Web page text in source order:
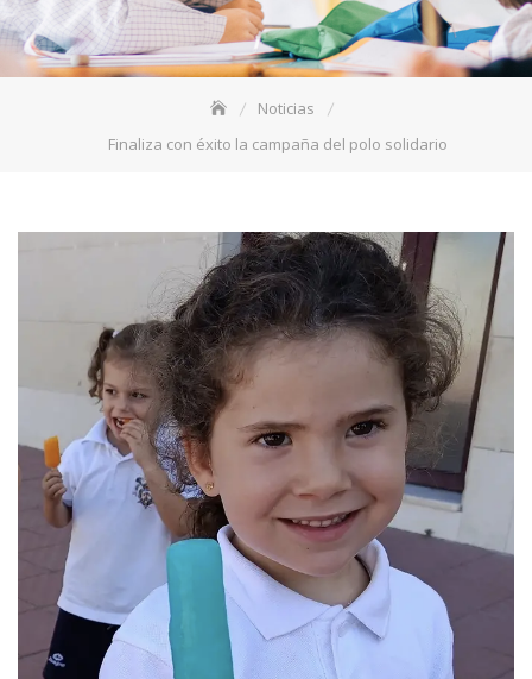
Noticias
Finaliza con éxito la campaña del polo solidario